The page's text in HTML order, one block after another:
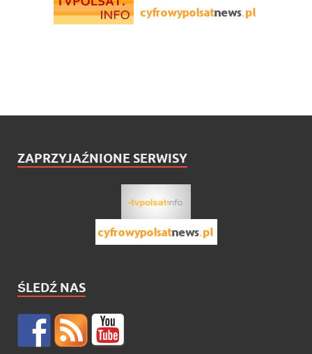
ZAPRZYJAŹNIONE SERWISY
ŚLEDŹ NAS